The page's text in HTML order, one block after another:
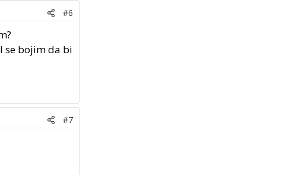
#6
se bojim da bi
#7